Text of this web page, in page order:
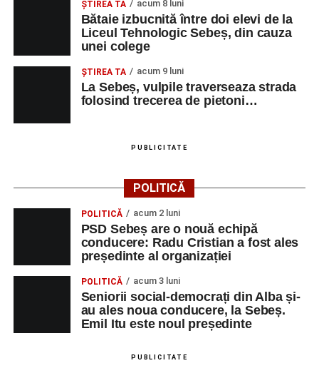
ŞTIREA TA acum 8 luni
Bătaie izbucnită între doi elevi de la
Liceul Tehnologic Sebeș, din cauza
unei colege
ŞTIREA TA acum 9 luni
La Sebeș, vulpile traverseaza strada
folosind trecerea de pietoni…
PUBLICITATE
POLITICĂ
POLITICĂ acum 2 luni
PSD Sebeș are o nouă echipă
conducere: Radu Cristian a fost ales
președinte al organizației
POLITICĂ acum 3 luni
Seniorii social-democrați din Alba și-
au ales noua conducere, la Sebeș.
Emil Itu este noul președinte
PUBLICITATE